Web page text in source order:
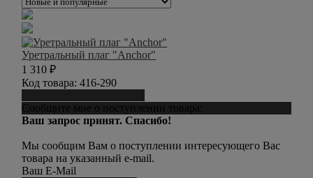
Уретральный плаг "Anchor"
1 310 ₽
Код товара: 416-290
Сообщите мне о поступлении товара:
Ваш запрос принят. Спасибо!
Мы сообщим Вам о поступлении интересующего Вас
товара на указанный e-mail.
Ваш E-Mail